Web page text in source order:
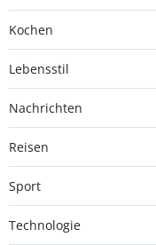
Kochen
Lebensstil
Nachrichten
Reisen
Sport
Technologie